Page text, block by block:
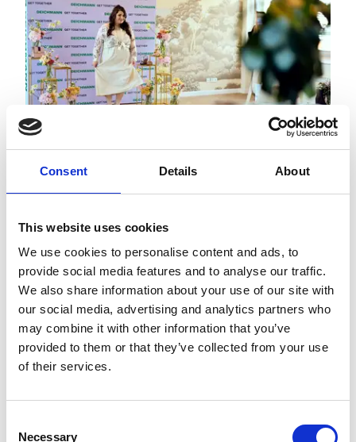
Consent Details About
This website uses cookies
We use cookies to personalise content and ads, to
provide social media features and to analyse our traffic.
We also share information about your use of our site with
our social media, advertising and analytics partners who
may combine it with other information that you’ve
provided to them or that they’ve collected from your use
of their services.
Necessary
72dpi 300dpi